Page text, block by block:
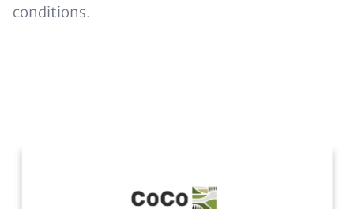
conditions.
Image